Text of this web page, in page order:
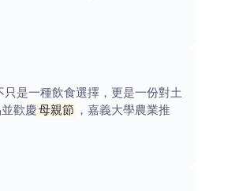
是一種飲食選擇，更是一份對土
歡慶母親節 ，嘉義大學農業推